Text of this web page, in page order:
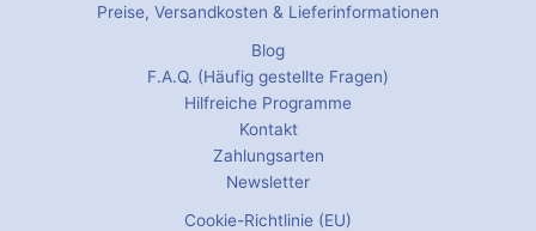
Preise, Versandkosten & Lieferinformationen
Blog
F.A.Q. (Häufig gestellte Fragen)
Hilfreiche Programme
Kontakt
Zahlungsarten
Newsletter
Cookie-Richtlinie (EU)